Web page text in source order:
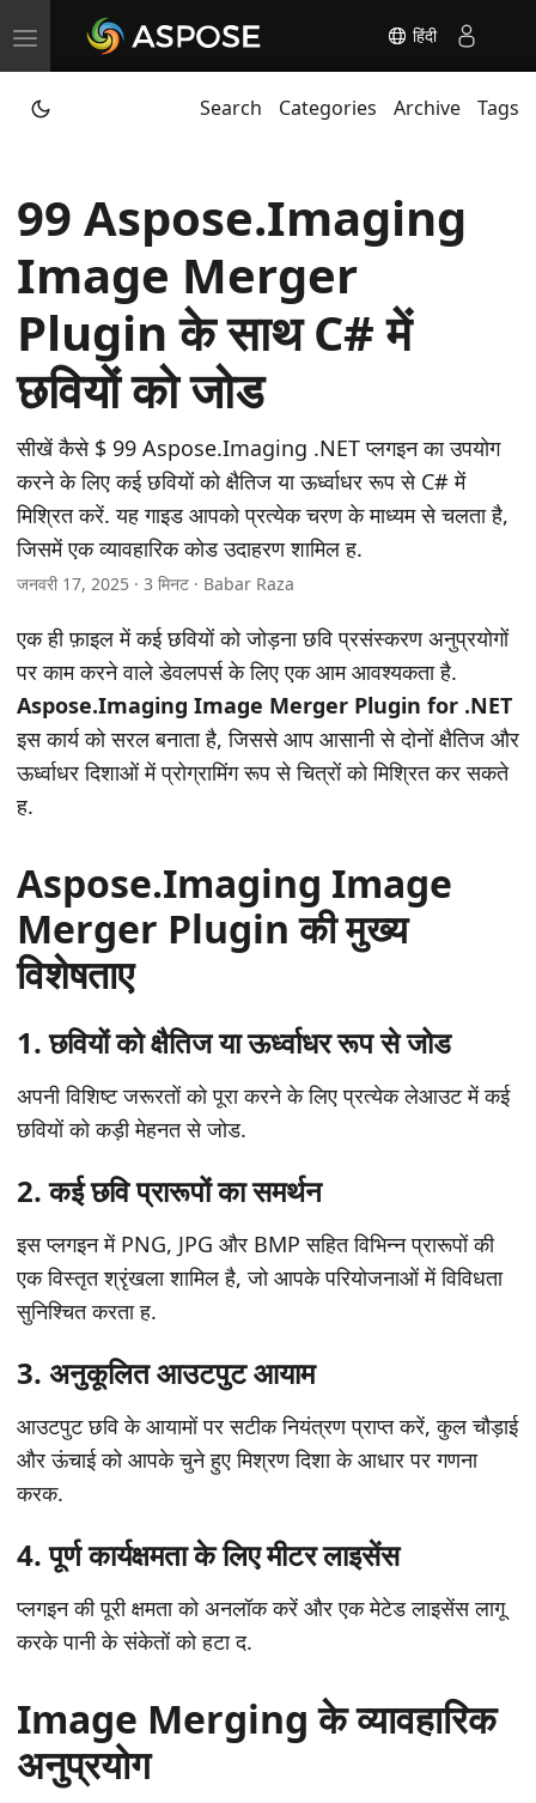
T
o
g
e
n
i
g
a
t
i
o
n
हिंदी
Search Categories Archive Tags
99 Aspose.Imaging
Image Merger
Plugin के साथ C# में
छवियों को जोड
सीखें कैसे $ 99 Aspose.Imaging .NET प्लगइन का उपयोग
करने के लिए कई छवियों को क्षैतिज या ऊर्ध्वाधर रूप से C# में
मिश्रित करें. यह गाइड आपको प्रत्येक चरण के माध्यम से चलता है,
जिसमें एक व्यावहारिक कोड उदाहरण शामिल ह.
जनवरी 17, 2025 · 3 मिनट · Babar Raza
एक ही फ़ाइल में कई छवियों को जोड़ना छवि प्रसंस्करण अनुप्रयोगों
पर काम करने वाले डेवलपर्स के लिए एक आम आवश्यकता है.
Aspose.Imaging Image Merger Plugin for .NET
इस कार्य को सरल बनाता है, जिससे आप आसानी से दोनों क्षैतिज और
ऊर्ध्वाधर दिशाओं में प्रोग्रामिंग रूप से चित्रों को मिश्रित कर सकते
ह.
Aspose.Imaging Image
Merger Plugin की मुख्य
विशेषताए
1. छवियों को क्षैतिज या ऊर्ध्वाधर रूप से जोड
अपनी विशिष्ट जरूरतों को पूरा करने के लिए प्रत्येक लेआउट में कई
छवियों को कड़ी मेहनत से जोड.
2. कई छवि प्रारूपों का समर्थन
इस प्लगइन में PNG, JPG और BMP सहित विभिन्न प्रारूपों की
एक विस्तृत श्रृंखला शामिल है, जो आपके परियोजनाओं में विविधता
सुनिश्चित करता ह.
3. अनुकूलित आउटपुट आयाम
आउटपुट छवि के आयामों पर सटीक नियंत्रण प्राप्त करें, कुल चौड़ाई
और ऊंचाई को आपके चुने हुए मिश्रण दिशा के आधार पर गणना
करक.
4. पूर्ण कार्यक्षमता के लिए मीटर लाइसेंस
प्लगइन की पूरी क्षमता को अनलॉक करें और एक मेटेड लाइसेंस लागू
करके पानी के संकेतों को हटा द.
Image Merging के व्यावहारिक
अनुप्रयोग